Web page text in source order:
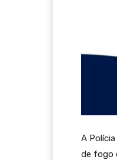
A
de fogo